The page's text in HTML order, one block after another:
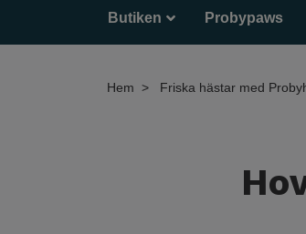
Butiken Probypaws
Hem Friska hästar med